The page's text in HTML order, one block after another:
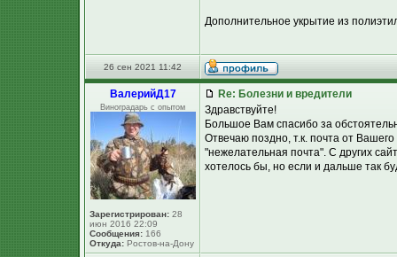
Дополнительное укрытие из
26 сен 2021 11:42
ВалерийД17
Виноградарь с опытом
Зарегистрирован: 28
июн 2016 22:09
Сообщения: 166
Откуда: Ростов-на-Дону
Re: Болезни и вредители
Здравствуйте!
Большое Вам спасибо за
Отвечаю поздно, т.к. почта от
"нежелательная почта". С других
хотелось бы, но если и дальше так